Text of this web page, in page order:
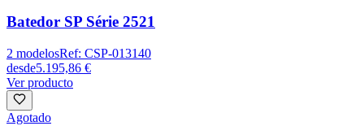
Batedor SP Série 2521
2 modelosRef: CSP-013140
desde5.195,86 €
Ver producto
Agotado